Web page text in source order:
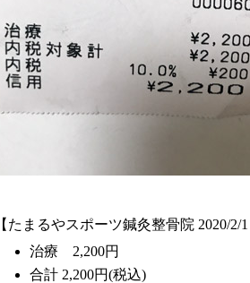
【たまるやスポーツ鍼灸整骨院 2020/2/
治療 2,200円
合計 2,200円(税込)